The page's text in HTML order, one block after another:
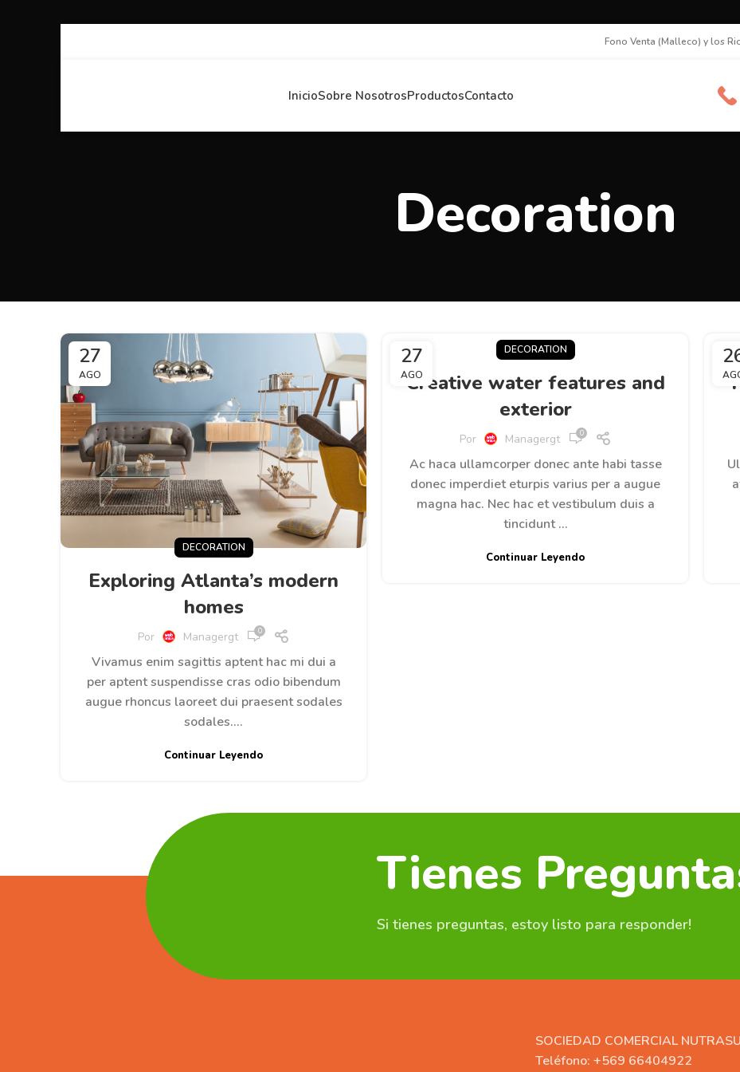
Fono Venta (Malleco) y los
InicioSobre NosotrosProductosContacto
Decoration
27
AGO
DECORATION
Exploring Atlanta’s modern
homes
Por Managergt 0
Vivamus enim sagittis aptent hac mi dui a
per aptent suspendisse cras odio bibendum
augue rhoncus laoreet dui praesent sodales
sodales....
Continuar Leyendo
27
AGO
DECORATION
Creative water features and
exterior
Por Managergt 0
Ac haca ullamcorper donec ante habi tasse
donec imperdiet eturpis varius per a augue
magna hac. Nec hac et vestibulum duis a
tincidunt ...
Continuar Leyendo
Tienes
Si tienes preguntas, estoy listo para responder!
SOCIEDAD COMERCIAL
Teléfono: +569 66404922